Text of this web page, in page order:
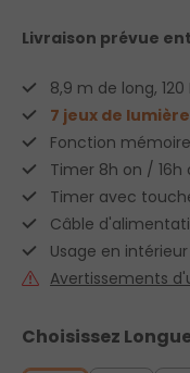
Livraison prévue
8,9 m de long,
7 jeux de
Fonction mémoire
Timer 8h on /
Timer avec
Câble
Usage en
Avertissements
Choisissez